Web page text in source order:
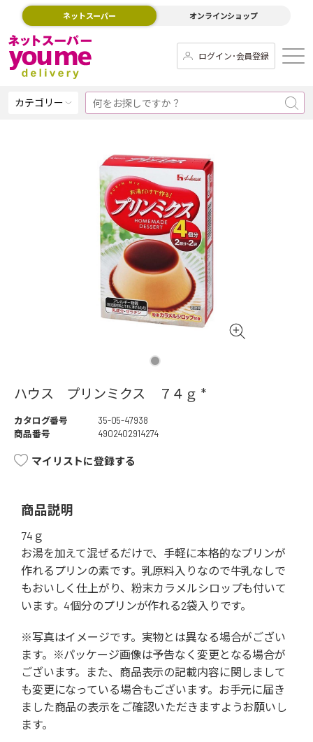
ネットスーパー オンラインショップ
ログイン･会員登録
カテゴリー
ハウス プリンミクス ７４ｇ *
カタログ番号
35-05-47938
商品番号
4902402914274
マイリストに登録する
商品説明
74ｇ
お湯を加えて混ぜるだけで、手軽に本格的なプリンが
作れるプリンの素です。乳原料入りなので牛乳なしで
もおいしく仕上がり、粉末カラメルシロップも付いて
います。4個分のプリンが作れる2袋入りです。
※写真はイメージです。実物とは異なる場合がござい
ます。※パッケージ画像は予告なく変更となる場合が
ございます。また、商品表示の記載内容に関しまして
も変更になっている場合もございます。お手元に届き
ました商品の表示をご確認いただきますようお願いし
ます。